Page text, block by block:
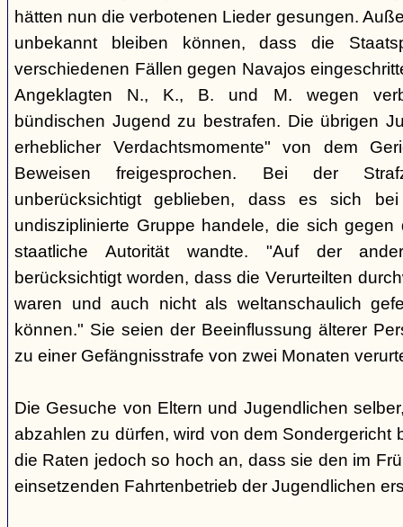
hätten nun die verbotenen Lieder gesungen.
unbekannt bleiben können, dass die
verschiedenen Fällen gegen Navajos
Angeklagten N., K., B. und M. wegen
bündischen Jugend zu bestrafen. Die übrigen
erheblicher Verdachtsmomente" von dem
Beweisen freigesprochen. Bei der
unberücksichtigt geblieben, dass es sich
undisziplinierte Gruppe handele, die sich
staatliche Autorität wandte. "Auf der
berücksichtigt worden, dass die Verurteilten
waren und auch nicht als weltanschaulich
können." Sie seien der Beeinflussung älterer
zu einer Gefängnisstrafe von zwei Monaten
Die Gesuche von Eltern und Jugendlichen
abzahlen zu dürfen, wird von dem Sondergericht
die Raten jedoch so hoch an, dass sie den im
einsetzenden Fahrtenbetrieb der Jugendlichen